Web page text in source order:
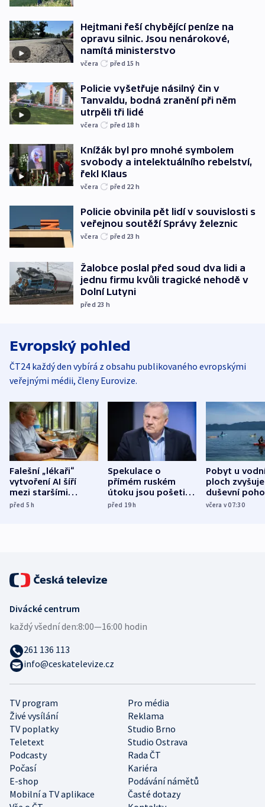
Hejtmani řeší chybějící peníze na
opravu silnic. Jsou nenárokové,
namítá ministerstvo
včera před 15 h
Policie vyšetřuje násilný čin v
Tanvaldu, bodná zranění při něm
utrpěli tři lidé
včera před 18 h
Knížák byl pro mnohé symbolem
svobody a intelektuálního rebelství,
řekl Klaus
včera před 22 h
Policie obvinila pět lidí v souvislosti s
veřejnou soutěží Správy železnic
včera před 23 h
Žalobce poslal před soud dva lidi a
jednu firmu kvůli tragické nehodě v
Dolní Lutyni
před 23 h
Evropský pohled
ČT24 každý den vybírá z obsahu publikovaného evropskými
veřejnými médii, členy Eurovize.
Falešní „lékaři“
vytvoření AI šíří
mezi staršími
Poláky nebezpečné
před 5h
Spekulace o
přímém ruském
útoku jsou pošetilé,
míní estonský
před 19h
Pobyt u
ploch zvyšuje
duševní
ukázala
včera v 07:30
TV program
Pro média
Živé vysílání
Reklama
TV poplatky
Studio Brno
Teletext
Studio Ostrava
Podcasty
Rada ČT
Počasí
Kariéra
E-shop
Podávání námětů
Mobilní a TV aplikace
Časté dotazy
Divácké centrum
každý všední den:8:00—16:00 hodin
261 136 113
info@ceskatelevize.cz